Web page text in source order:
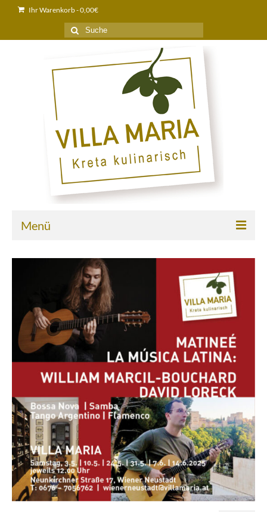
Ihr Warenkorb-0,00€
Suche
nach:
Menü
Home
Partnerfirmen
Kreta
Zakros
Gergeri
Houdetsi
Portfolio
Speisen
Mittagstisch (DI bis FR, 12.00 bis 14.30 Uhr)
Frühstück (DI bis SA, 10.00 bis 12.00h) &